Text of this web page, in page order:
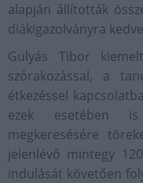
alapján állították
diákigazolványra
Gulyás Tibor
szórakozással, a
étkezéssel
ezek esetében
megkeresésére
jelenlévő mintegy
indulását követően